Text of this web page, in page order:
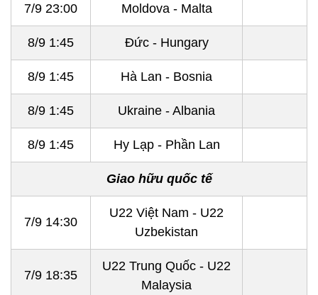
7/9 23:00 Moldova - Malta
8/9 1:45 Đức - Hungary
8/9 1:45 Hà Lan - Bosnia
8/9 1:45 Ukraine - Albania
8/9 1:45 Hy Lạp - Phần Lan
Giao hữu quốc tế
7/9 14:30
U22 Việt Nam - U22
Uzbekistan
7/9 18:35
U22 Trung Quốc - U22
Malaysia